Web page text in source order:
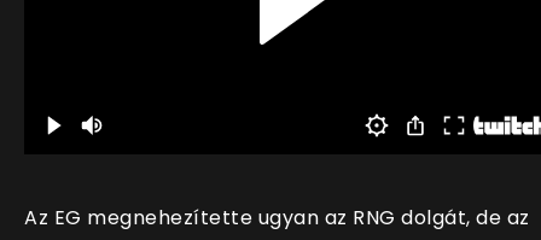
Az EG megnehezítette ugyan az RNG dolgát, de az